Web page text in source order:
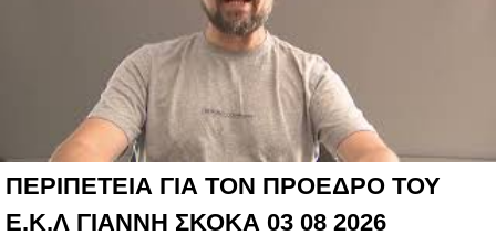
ΠΕΡΙΠΕΤΕΙΑ ΓΙΑ ΤΟΝ ΠΡΟΕΔΡΟ ΤΟΥ
Ε.Κ.Λ ΓΙΑΝΝΗ ΣΚΟΚΑ 03 08 2026